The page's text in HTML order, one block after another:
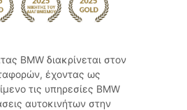
BMW διακρίνεται στον
έχοντας ως
τις υπηρεσίες BMW
αυτοκινήτων στην